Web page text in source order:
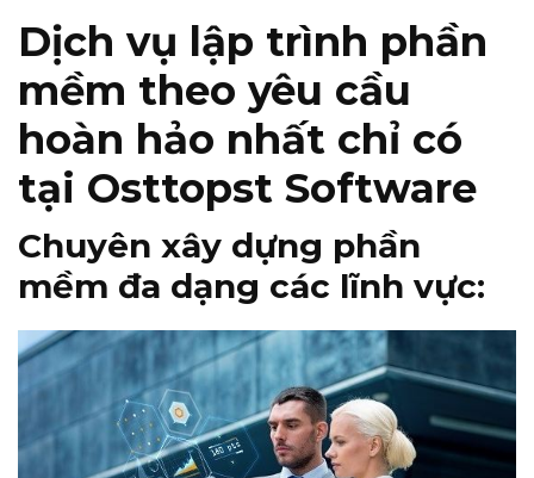
Dịch vụ lập trình phần
mềm theo yêu cầu
hoàn hảo nhất chỉ có
tại Osttopst Software
Chuyên xây dựng phần
mềm đa dạng các lĩnh vực: